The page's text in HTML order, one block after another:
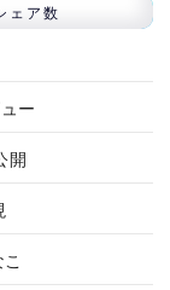
ェア数
ー
開